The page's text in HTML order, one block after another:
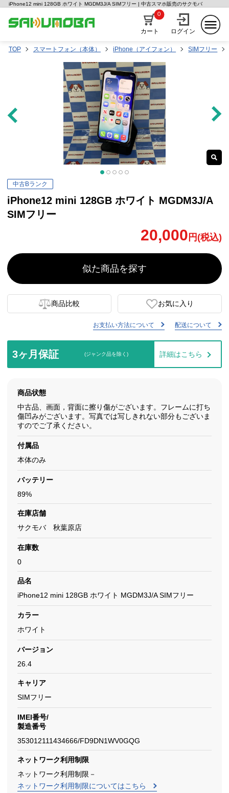
iPhone12 mini 128GB ホワイト MGDM3J/A SIMフリー | 中古スマホ販売のサクモバ
カート
0
ログイン
TOP スマートフォン（本体） iPhone（アイフォン） SIMフリー
中古Bランク
iPhone12 mini 128GB ホワイト MGDM3J/A
SIMフリー
20,000 円(税込)
似た商品を探す
商品比較 お気に入り
お支払い方法について 配送について
3ヶ月保証 (ジャンク品を除く) 詳細はこちら
商品状態
中古品、画面，背面に擦り傷がございます。フレームに打ち
傷凹みがございます。写真では写しきれない部分もございま
すのでご了承ください。
付属品
本体のみ
バッテリー
89%
在庫店舗
サクモバ 秋葉原店
在庫数
0
品名
iPhone12 mini 128GB ホワイト MGDM3J/A SIMフリー
カラー
ホワイト
バージョン
26.4
キャリア
SIMフリー
IMEI番号/
製造番号
353012111434666/FD9DN1WV0GQG
ネットワーク利用制限
ネットワーク利用制限－
ネットワーク利用制限についてはこちら